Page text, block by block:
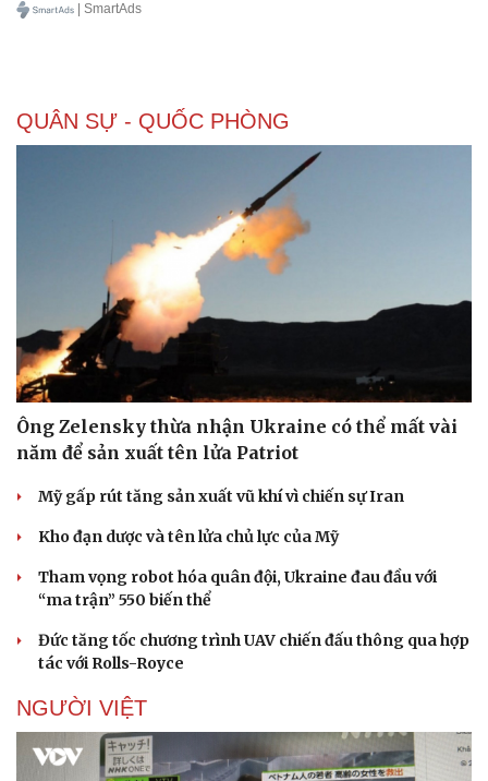
Doanh nghiệp
Thông tin doanh nghiệp
Doanh nghiệp 24h
Vì cộng đồng
Công nghệ
Tin Công nghệ
Chuyển đổi số
| SmartAds
QUÂN SỰ - QUỐC PHÒNG
Ông Zelensky thừa nhận Ukraine có thể mất vài
năm để sản xuất tên lửa Patriot
Mỹ gấp rút tăng sản xuất vũ khí vì chiến sự Iran
Kho đạn dược và tên lửa chủ lực của Mỹ
Tham vọng robot hóa quân đội, Ukraine đau đầu với
“ma trận” 550 biến thể
Đức tăng tốc chương trình UAV chiến đấu thông qua hợp
tác với Rolls-Royce
NGƯỜI VIỆT